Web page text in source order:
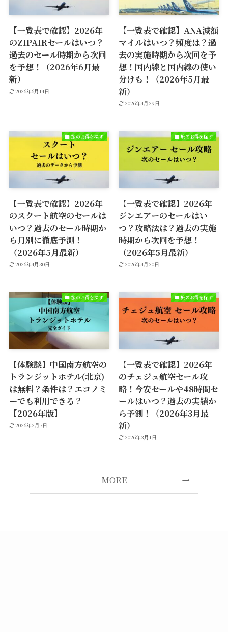
【一覧表で確認】2026年
のZIPAIRセールはいつ？
過去のセール時期から次回
を予想！（2026年6月最
新）
2026年6月14日
【一覧表で確認】ANA減額
マイルはいつ？頻度は？過
去の実施時期から次回を予
想！国内線と国内線の使い
分けも！（2026年5月最
新）
2026年4月29日
旅のお得を探す
【一覧表で確認】2026年
のスクート航空のセールは
いつ？過去のセール時期か
ら月別に徹底予測！
（2026年5月最新）
2026年4月30日
旅のお得を探す
【一覧表で確認】2026年
ジンエアーのセールはい
つ？攻略法は？過去の実施
時期から次回を予想！
（2026年5月最新）
2026年4月30日
旅のお得を探す
【体験談】中国南方航空の
トランジットホテル(北京)
は無料？条件は？エコノミ
ーでも利用できる？
【2026年版】
2026年2月7日
旅のお得を探す
【一覧表で確認】2026年
のチェジュ航空セール攻
略！今安セールや48時間セ
ールはいつ？過去の実績か
ら予測！（2026年3月最
新）
2026年3月1日
MORE